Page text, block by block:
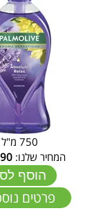
750 מ"ל
המחיר שלנו:
הוסף
פרטים